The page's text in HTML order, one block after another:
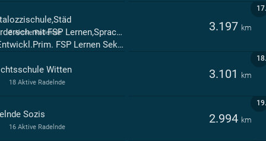
17.
FSP Lernen,Sprache,Emot.u.s
FSP Lernen Sek.I Witten
3.197 km
8 Aktive Radelnde
18.
Witten 3.101 km
18 Aktive Radelnde
19.
Sozis 2.994 km
16 Aktive Radelnde